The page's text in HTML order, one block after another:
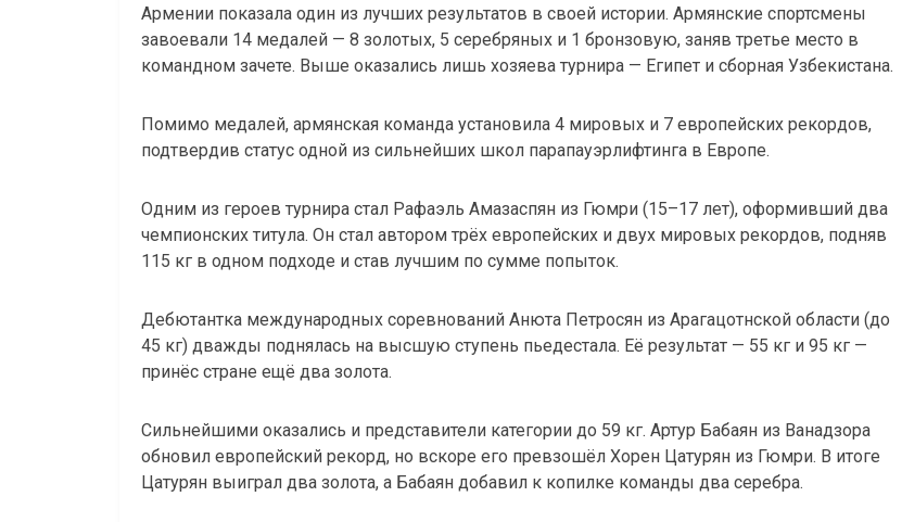
Армении показала один из лучших результатов в своей истории. Армянские спортсмены
завоевали 14 медалей — 8 золотых, 5 серебряных и 1 бронзовую, заняв третье место в
командном зачете. Выше оказались лишь хозяева турнира — Египет и сборная Узбекистана.
Помимо медалей, армянская команда установила 4 мировых и 7 европейских рекордов,
подтвердив статус одной из сильнейших школ парапауэрлифтинга в Европе.
Одним из героев турнира стал Рафаэль Амазаспян из Гюмри (15–17 лет), оформивший два
чемпионских титула. Он стал автором трёх европейских и двух мировых рекордов, подняв
115 кг в одном подходе и став лучшим по сумме попыток.
Дебютантка международных соревнований Анюта Петросян из Арагацотнской области (до
45 кг) дважды поднялась на высшую ступень пьедестала. Её результат — 55 кг и 95 кг —
принёс стране ещё два золота.
Сильнейшими оказались и представители категории до 59 кг. Артур Бабаян из Ванадзора
обновил европейский рекорд, но вскоре его превзошёл Хорен Цатурян из Гюмри. В итоге
Цатурян выиграл два золота, а Бабаян добавил к копилке команды два серебра.